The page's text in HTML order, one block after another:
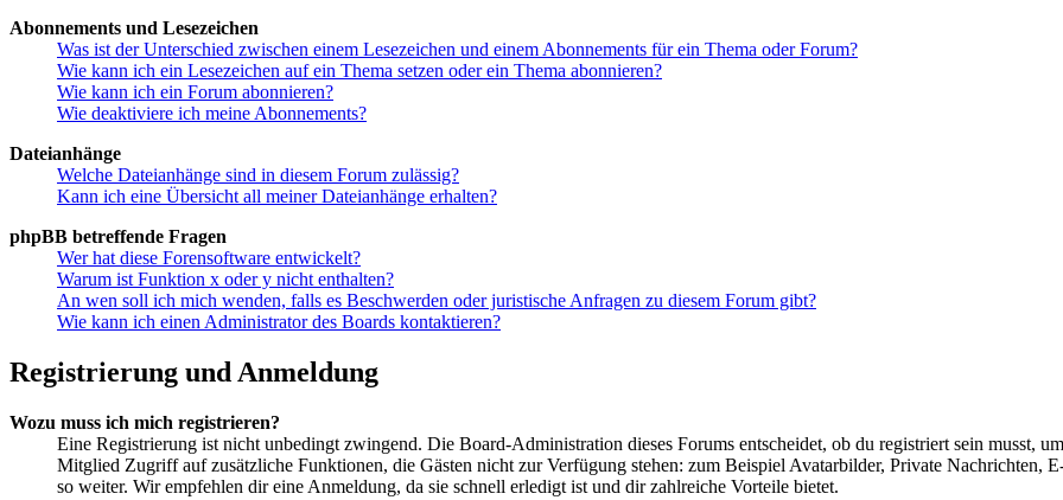
Abonnements und Lesezeichen
Was ist der Unterschied zwischen einem Lesezeichen und einem Abonnements für ein Thema oder Forum?
Wie kann ich ein Lesezeichen auf ein Thema setzen oder ein Thema abonnieren?
Wie kann ich ein Forum abonnieren?
Wie deaktiviere ich meine Abonnements?
Dateianhänge
Welche Dateianhänge sind in diesem Forum zulässig?
Kann ich eine Übersicht all meiner Dateianhänge erhalten?
phpBB betreffende Fragen
Wer hat diese Forensoftware entwickelt?
Warum ist Funktion x oder y nicht enthalten?
An wen soll ich mich wenden, falls es Beschwerden oder juristische Anfragen zu diesem Forum gibt?
Wie kann ich einen Administrator des Boards kontaktieren?
Registrierung und Anmeldung
Wozu muss ich mich registrieren?
Eine Registrierung ist nicht unbedingt zwingend. Die Board-Administration dieses Forums entscheidet, ob du registriert sein musst,
Mitglied Zugriff auf zusätzliche Funktionen, die Gästen nicht zur Verfügung stehen: zum Beispiel Avatarbilder, Private Nachrichten,
so weiter. Wir empfehlen dir eine Anmeldung, da sie schnell erledigt ist und dir zahlreiche Vorteile bietet.